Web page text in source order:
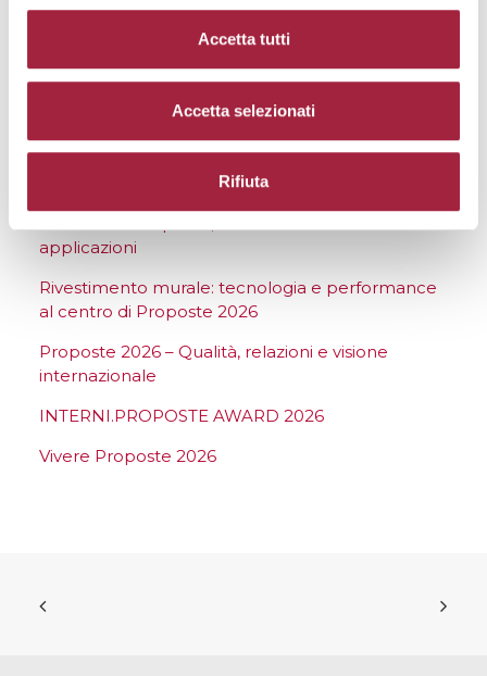
Accetta tutti
Accetta selezionati
Rifiuta
ULTIME NEWS
applicazioni
Rivestimento murale: tecnologia e performance
al centro di Proposte 2026
Proposte 2026 – Qualità, relazioni e visione
internazionale
INTERNI.PROPOSTE AWARD 2026
Vivere Proposte 2026